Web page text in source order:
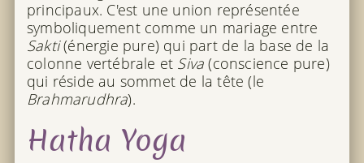
principaux. C'est une union représentée
symboliquement comme un mariage entre
Sakti(énergie pure) qui part de la base de la
colonne vertébrale et Siva (conscience pure)
qui réside au sommet de la tête (le
Brahmarudhra).
Hatha Yoga